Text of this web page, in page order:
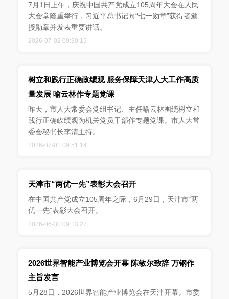
7月1日上午，庆祝中国共产党成立105周年大会在人民
大会堂隆重举行，习近平总书记向“七一勋章”获得者颁
授勋章并发表重要讲话。
2026-07-02 09:30:15
树立和践行正确政绩观 服务保障天津人大工作高质
量发展 喻云林作专题党课
昨天，市人大常委会党组书记、主任喻云林围绕树立和
践行正确政绩观为机关党员干部作专题党课。市人大常
委会秘书长李清主持。
2026-07-01 09:51:14
天津市“两优一先”表彰大会召开
在中国共产党成立105周年之际，6月29日，天津市“两
优一先”表彰大会召开。
2026-06-30 09:13:27
2026世界智能产业博览会开幕 陈敏尔致辞 万钢作
主旨发言
5月28日，2026世界智能产业博览会在天津开幕。市委